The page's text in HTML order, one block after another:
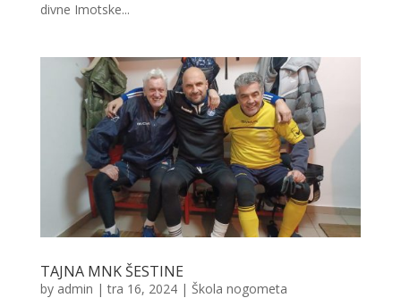
divne Imotske...
TAJNA MNK ŠESTINE
by admin |tra 16, 2024| Škola nogometa